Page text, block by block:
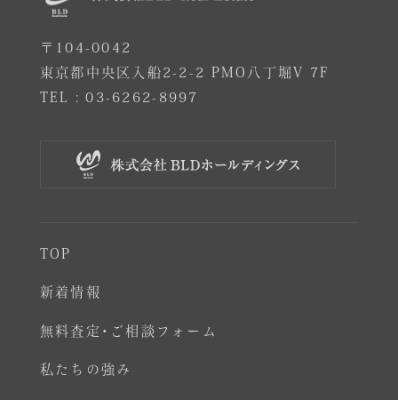
〒104-0042
東京都中央区入船2-2-2 PMO八丁堀V 7F
TEL :03-6262-8997
TOP
新着情報
無料査定･ご相談フォーム
私たちの強み